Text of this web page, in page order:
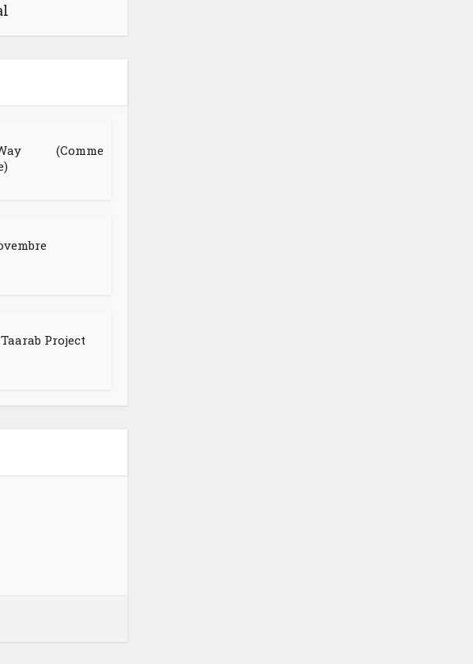
(Comme
Project